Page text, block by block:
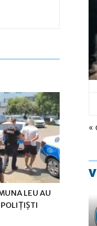
LEU AU
«